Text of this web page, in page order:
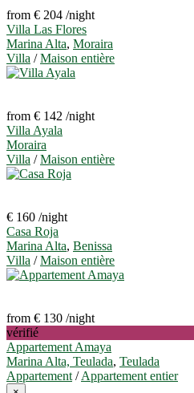
from € 204 /night
Villa Las Flores
Marina Alta, Moraira
Villa /Maison entière
from € 142 /night
Villa Ayala
Moraira
Villa /Maison entière
€ 160 /night
Casa Roja
Marina Alta, Benissa
Villa /Maison entière
from € 130 /night
vérifié
Appartement Amaya
Marina Alta, Teulada, Teulada
Appartement /Appartement entier